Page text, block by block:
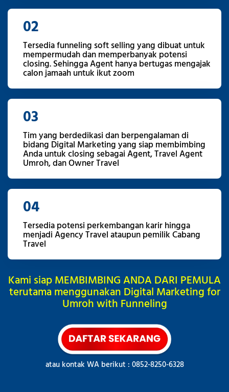
02
Tersedia funneling soft selling yang dibuat untuk
mempermudah dan memperbanyak potensi
closing. Sehingga Agent hanya bertugas mengajak
calon jamaah untuk ikut zoom
03
Tim yang berdedikasi dan berpengalaman di
bidang Digital Marketing yang siap membimbing
Anda untuk closing sebagai Agent, Travel Agent
Umroh, dan Owner Travel
04
Tersedia potensi perkembangan karir hingga
menjadi Agency Travel ataupun pemilik Cabang
Travel
Kami siap MEMBIMBING ANDA DARI PEMULA
terutama menggunakan Digital Marketing for
Umroh with Funneling
atau kontak WA berikut : 0852-8250-6328